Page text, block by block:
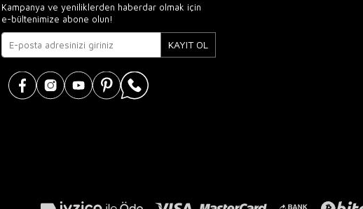
Kampanya ve yeniliklerden haberdar olmak için
e-bültenimize abone olun!
KAYIT OL